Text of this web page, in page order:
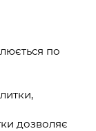
по
дозволяє